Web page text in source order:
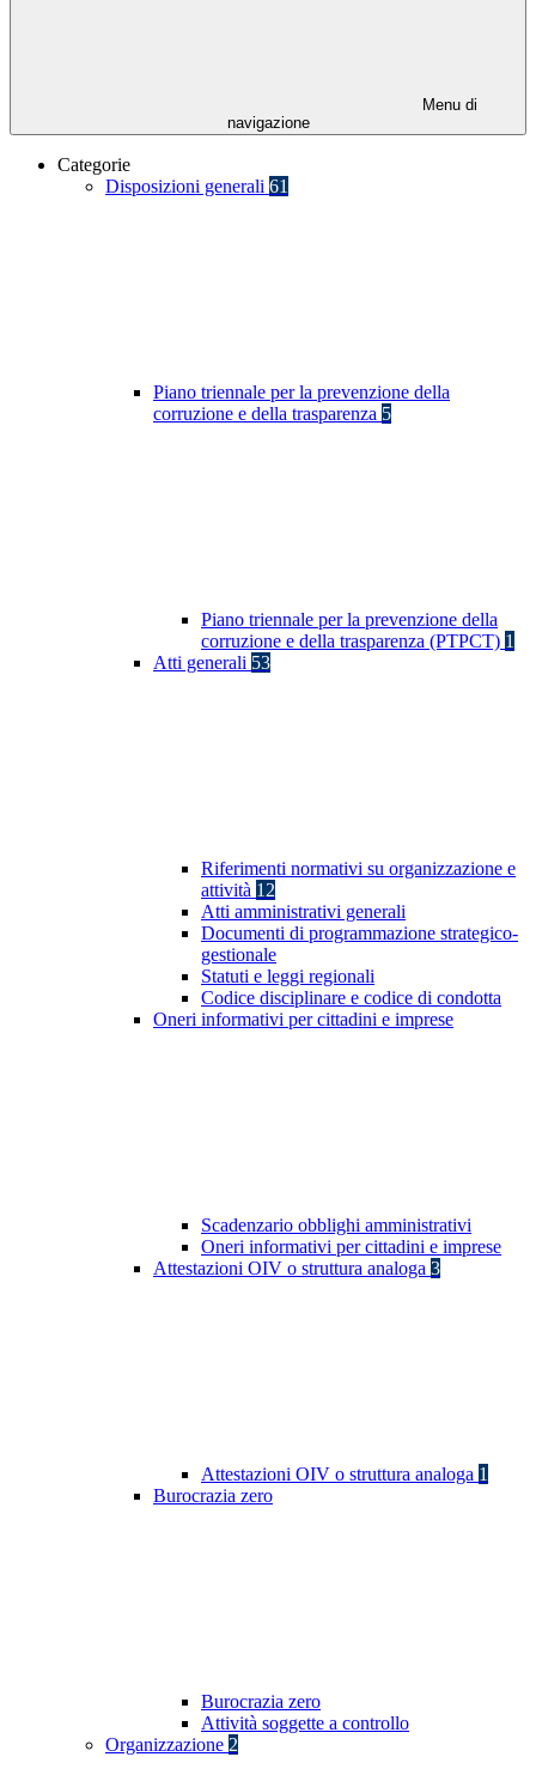
Menu di
navigazione
Categorie
Disposizioni generali 61
Piano triennale per la prevenzione della
corruzione e della trasparenza 5
Piano triennale per la prevenzione della
corruzione e della trasparenza (PTPCT) 1
Atti generali 53
Riferimenti normativi su organizzazione e
attività 12
Atti amministrativi generali
Documenti di programmazione strategico-
gestionale
Statuti e leggi regionali
Codice disciplinare e codice di condotta
Oneri informativi per cittadini e imprese
Scadenzario obblighi amministrativi
Oneri informativi per cittadini e imprese
Attestazioni OIV o struttura analoga 3
Attestazioni OIV o struttura analoga 1
Burocrazia zero
Burocrazia zero
Attività soggette a controllo
Organizzazione 2